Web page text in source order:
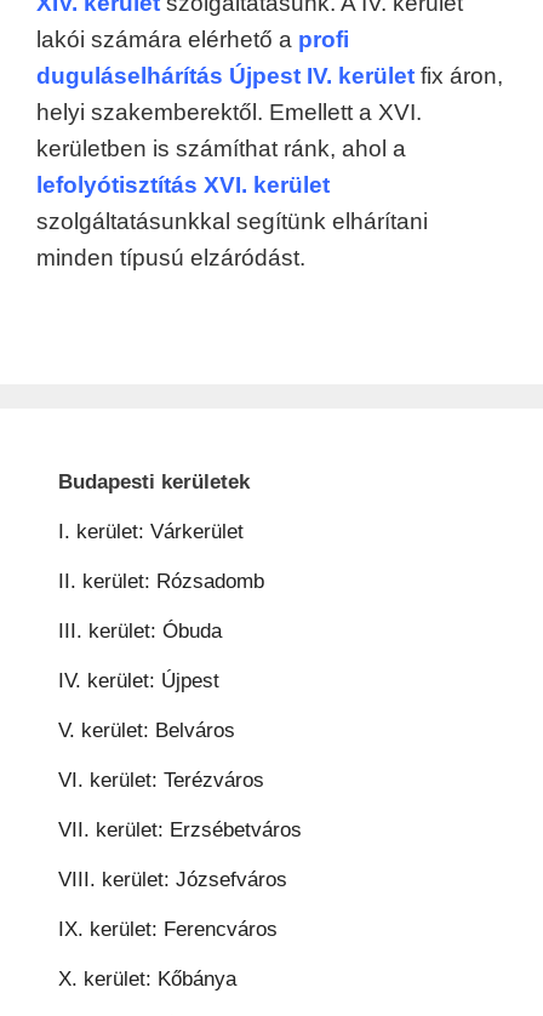
lakói számára elérhető a profi
duguláselhárítás Újpest IV. kerület fix áron,
helyi szakemberektől. Emellett a XVI.
kerületben is számíthat ránk, ahol a
lefolyótisztítás XVI. kerület
szolgáltatásunkkal segítünk elhárítani
minden típusú elzáródást.
Budapesti kerületek
I. kerület: Várkerület
II. kerület: Rózsadomb
III. kerület: Óbuda
IV. kerület: Újpest
V. kerület: Belváros
VI. kerület: Terézváros
VII. kerület: Erzsébetváros
VIII. kerület: Józsefváros
IX. kerület: Ferencváros
X. kerület: Kőbánya